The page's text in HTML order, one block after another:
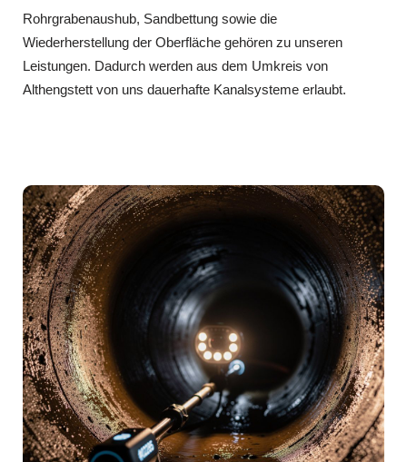
Rohrgrabenaushub, Sandbettung sowie die
Wiederherstellung der Oberfläche gehören zu unseren
Leistungen. Dadurch werden aus dem Umkreis von
Althengstett von uns dauerhafte Kanalsysteme erlaubt.